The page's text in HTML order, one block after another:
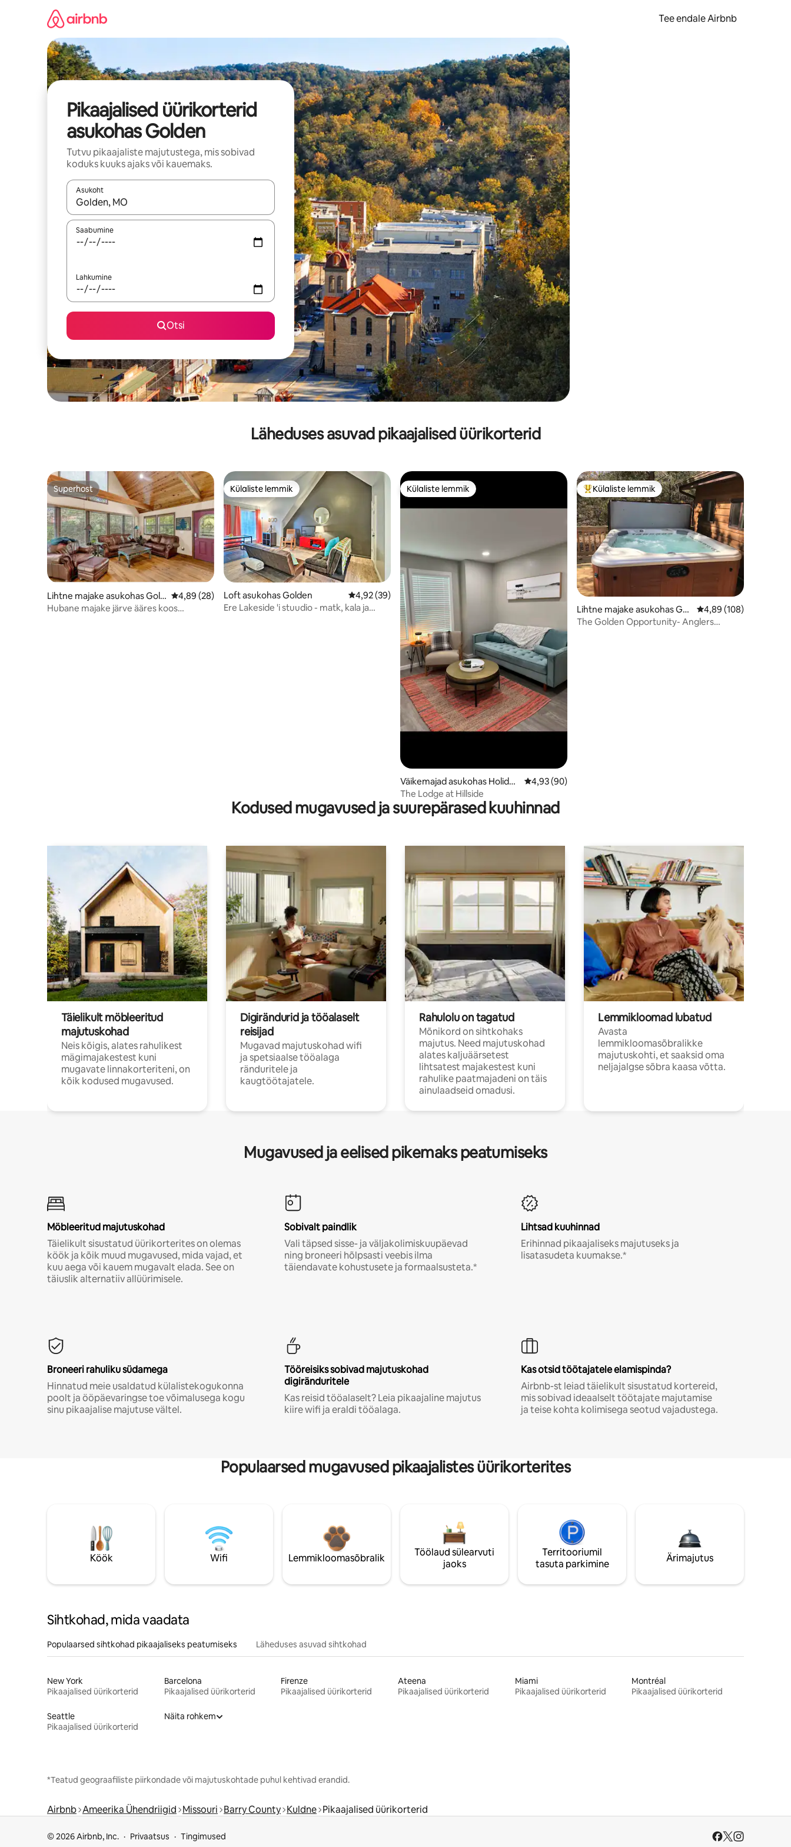
Tee endale Airbnb
Pikaajalised üürikorterid
asukohas Golden
Tutvu pikaajaliste majutustega, mis sobivad
koduks kuuks ajaks või kauemaks.
Asukoht
Kui tulemused on kuvatud, liigu ekraanil nooleklahvidega või puuduta või tõmba mööda ekraani.
Saabumine
Lahkumine
Otsi
Läheduses asuvad pikaajalised üürikorterid
Superhost
Superhost
Lihtne majake asukohas Gold
en
Keskmine hinnang 4,89/5, 28 hinnangut
4,89 (28)
Hubane majake järve ääres koos
Külaliste lemmik
Külaliste lemmik
Loft asukohas Golden Keskmine hinnang 4,92/5, 39 hinnangut
4,92 (39)
Ere Lakeside 'i stuudio - matk, kala ja
Külaliste lemmik
Külaliste lemmik
Väikemajad asukohas Holiday
Island
Keskmine hinnang 4,93/5, 90 hinnangut
4,93 (90)
The Lodge at Hillside
Külaliste suur lemmik
Külaliste lemmik
Lihtne majake asukohas Gol
den
Keskmine hinnang
4,89 (108)
The Golden Opportunity- Anglers
Kodused mugavused ja suurepärased kuuhinnad
Täielikult möbleeritud
majutuskohad
Neis kõigis, alates rahulikest
mägimajakestest kuni
mugavate linnakorteriteni, on
kõik kodused mugavused.
Digirändurid ja tööalaselt
reisijad
Mugavad majutuskohad wifi
ja spetsiaalse tööalaga
ränduritele ja
kaugtöötajatele.
Rahulolu on tagatud
Mõnikord on sihtkohaks
majutus. Need majutuskohad
alates kaljuäärsetest
lihtsatest majakestest kuni
rahulike paatmajadeni on täis
ainulaadseid omadusi.
Lemmikloomad lubatud
Avasta
lemmikloomasõbralikke
majutuskohti, et saaksid oma
neljajalgse sõbra kaasa võtta.
Mugavused ja eelised pikemaks peatumiseks
Möbleeritud majutuskohad
Täielikult sisustatud üürikorterites on olemas
köök ja kõik muud mugavused, mida vajad, et
kuu aega või kauem mugavalt elada. See on
täiuslik alternatiiv allüürimisele.
Sobivalt paindlik
Vali täpsed sisse- ja väljakolimiskuupäevad
ning broneeri hõlpsasti veebis ilma
täiendavate kohustusete ja formaalsusteta.*
Lihtsad kuuhinnad
Erihinnad pikaajaliseks majutuseks ja
lisatasudeta kuumakse.*
Broneeri rahuliku südamega
Hinnatud meie usaldatud külalistekogukonna
poolt ja ööpäevaringse toe võimalusega kogu
sinu pikaajalise majutuse vältel.
Tööreisiks sobivad majutuskohad
digiränduritele
Kas reisid tööalaselt? Leia pikaajaline majutus
kiire wifi ja eraldi tööalaga.
Kas otsid töötajatele elamispinda?
Airbnb-st leiad täielikult sisustatud kortereid,
mis sobivad ideaalselt töötajate majutamise
ja teise kohta kolimisega seotud vajadustega.
Populaarsed mugavused pikaajalistes üürikorterites
Köök Wifi Lemmikloomasõbralik
Töölaud sülearvuti
jaoks
Territooriumil
tasuta parkimine
Ärimajutus
Sihtkohad, mida vaadata
Populaarsed sihtkohad pikaajaliseks peatumiseks Läheduses asuvad sihtkohad
New York
Pikaajalised üürikorterid
Barcelona
Pikaajalised üürikorterid
Firenze
Pikaajalised üürikorterid
Ateena
Pikaajalised üürikorterid
Miami
Pikaajalised üürikorterid
Montréal
Pikaajalised üürikorterid
Seattle
Pikaajalised üürikorterid
Näita rohkem
*Teatud geograafiliste piirkondade või majutuskohtade puhul kehtivad erandid.
Airbnb Ameerika Ühendriigid Missouri Barry County Kuldne Pikaajalised üürikorterid
© 2026 Airbnb, Inc. Privaatsus Tingimused